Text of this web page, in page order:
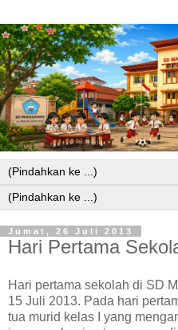
Jumat, 26 Juli 2013
Hari Pertama
Hari pertama sekolah di SD
15 Juli 2013. Pada hari
tua murid kelas I yang